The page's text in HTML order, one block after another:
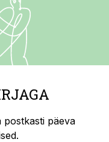
postkasti päeva